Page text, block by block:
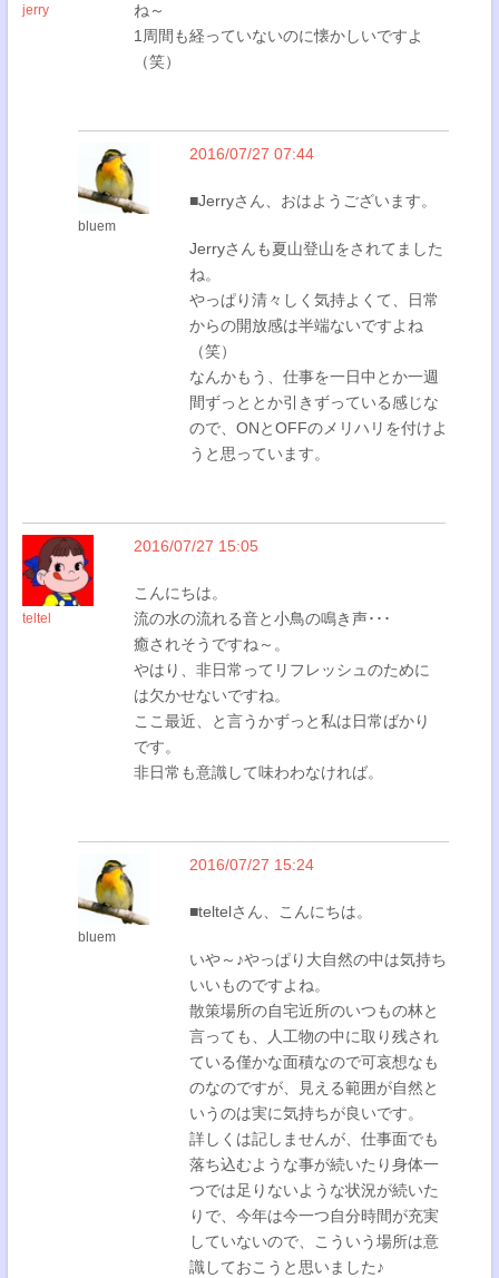
jerry
ね～
1周間も経っていないのに懐かしいですよ
（笑）
bluem
2016/07/27 07:44
■Jerryさん、おはようございます。
Jerryさんも夏山登山をされてました
ね。
やっぱり清々しく気持よくて、日常
からの開放感は半端ないですよね
（笑）
なんかもう、仕事を一日中とか一週
間ずっととか引きずっている感じな
ので、ONとOFFのメリハリを付けよ
うと思っています。
teltel
2016/07/27 15:05
こんにちは。
流の水の流れる音と小鳥の鳴き声･･･
癒されそうですね～。
やはり、非日常ってリフレッシュのために
は欠かせないですね。
ここ最近、と言うかずっと私は日常ばかり
です。
非日常も意識して味わわなければ。
bluem
2016/07/27 15:24
■teltelさん、こんにちは。
いや～♪やっぱり大自然の中は気持ち
いいものですよね。
散策場所の自宅近所のいつもの林と
言っても、人工物の中に取り残され
ている僅かな面積なので可哀想なも
のなのですが、見える範囲が自然と
いうのは実に気持ちが良いです。
詳しくは記しませんが、仕事面でも
落ち込むような事が続いたり身体一
つでは足りないような状況が続いた
りで、今年は今一つ自分時間が充実
していないので、こういう場所は意
識しておこうと思いました♪